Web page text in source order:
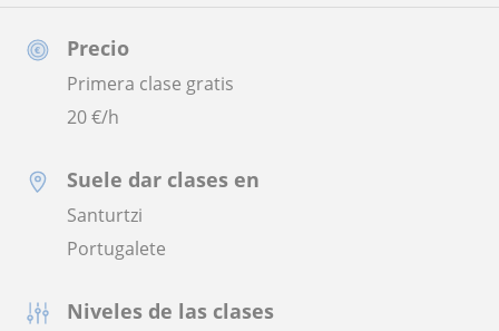
Precio
Primera clase gratis
20€/h
Suele dar clases en
Santurtzi
Portugalete
Niveles de las clases